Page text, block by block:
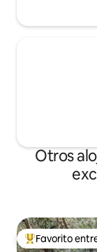
Otros
Favorito entre
Favorito